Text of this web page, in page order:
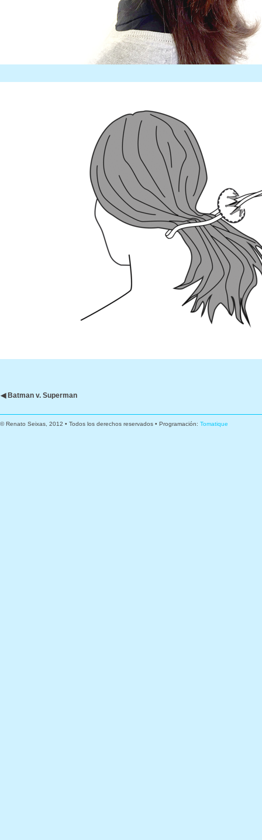
◀ Batman v. Superman
© Renato Seixas, 2012 • Todos los derechos reservados • Programación: Tomatique